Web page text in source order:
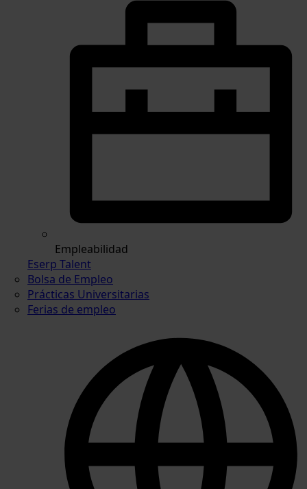
Empleabilidad
Eserp Talent
Bolsa de Empleo
Prácticas Universitarias
Ferias de empleo